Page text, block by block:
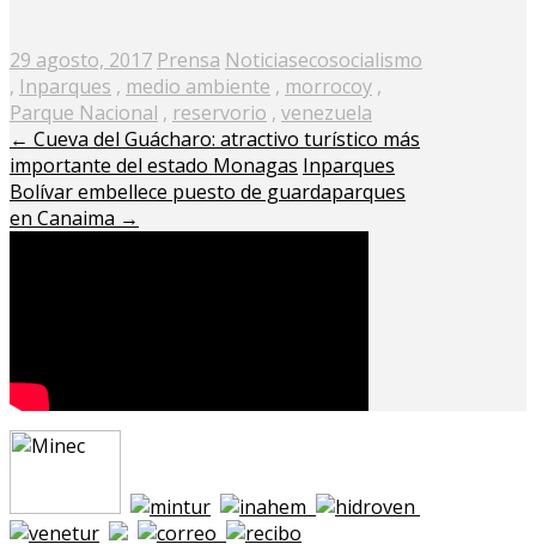
Posted
on
29 agosto, 2017 Prensa Noticiasecosocialismo
, Inparques , medio ambiente , morrocoy ,
Parque Nacional , reservorio , venezuela
← Cueva del Guácharo: atractivo turístico más
importante del estado Monagas Inparques
Bolívar embellece puesto de guardaparques
en Canaima →